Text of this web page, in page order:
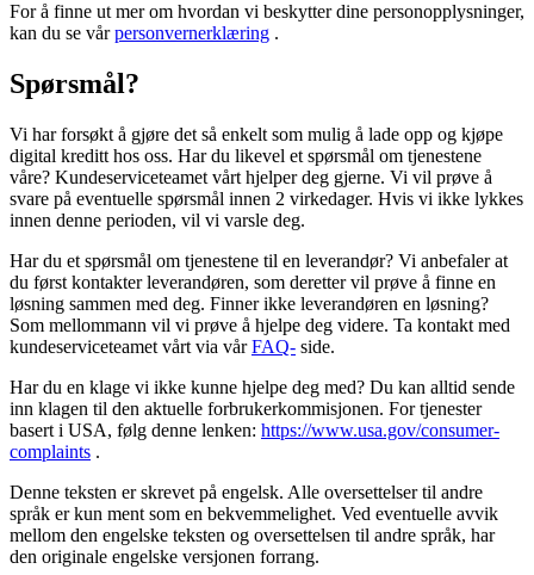
For å finne ut mer om hvordan vi beskytter dine personopplysninger,
kan du se vårpersonvernerklæring .
Spørsmål?
Vi har forsøkt å gjøre det så enkelt som mulig å lade opp og kjøpe
digital kreditt hos oss. Har du likevel et spørsmål om tjenestene
våre? Kundeserviceteamet vårt hjelper deg gjerne. Vi vil prøve å
svare på eventuelle spørsmål innen 2 virkedager. Hvis vi ikke lykkes
innen denne perioden, vil vi varsle deg.
Har du et spørsmål om tjenestene til en leverandør? Vi anbefaler at
du først kontakter leverandøren, som deretter vil prøve å finne en
løsning sammen med deg. Finner ikke leverandøren en løsning?
Som mellommann vil vi prøve å hjelpe deg videre. Ta kontakt med
kundeserviceteamet vårt via vårFAQ- side.
Har du en klage vi ikke kunne hjelpe deg med? Du kan alltid sende
inn klagen til den aktuelle forbrukerkommisjonen. For tjenester
basert i USA, følg denne lenken: https://www.usa.gov/consumer-
complaints .
Denne teksten er skrevet på engelsk. Alle oversettelser til andre
språk er kun ment som en bekvemmelighet. Ved eventuelle avvik
mellom den engelske teksten og oversettelsen til andre språk, har
den originale engelske versjonen forrang.